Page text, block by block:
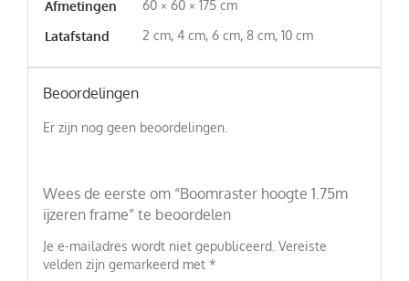
Afmetingen
60 × 60 × 175 cm
Latafstand
2 cm, 4 cm, 6 cm, 8 cm, 10 cm
Beoordelingen
Er zijn nog geen beoordelingen.
Wees de eerste om “Boomraster hoogte 1.75m
ijzeren frame” te beoordelen
Je e-mailadres wordt niet gepubliceerd. Vereiste
velden zijn gemarkeerd met *